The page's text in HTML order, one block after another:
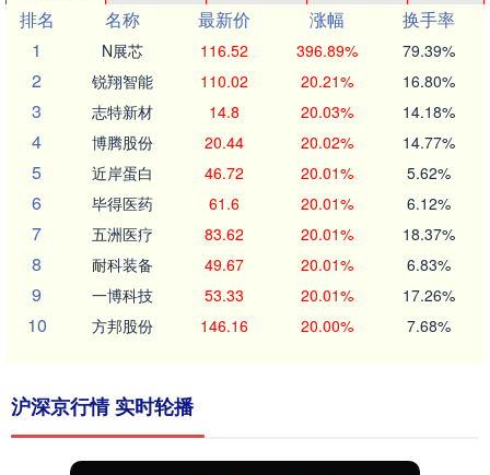
排名
名称 最新价 涨幅
换手率
1
N展芯 116.52 396.89% 79.39%
2 锐翔智能 110.02 20.21% 16.80%
3 志特新材 14.8 20.03% 14.18%
4 博腾股份 20.44 20.02% 14.77%
5 近岸蛋白 46.72 20.01% 5.62%
6 毕得医药 61.6 20.01% 6.12%
7 五洲医疗 83.62 20.01% 18.37%
8 耐科装备 49.67 20.01% 6.83%
9 一博科技 53.33 20.01% 17.26%
10 方邦股份 146.16 20.00% 7.68%
沪深京行情 实时轮播